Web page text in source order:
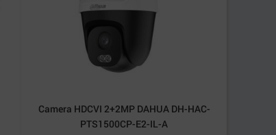
Camera HDCVI 2+2MP DAHUA DH-HAC-
PTS1500CP-E2-IL-A